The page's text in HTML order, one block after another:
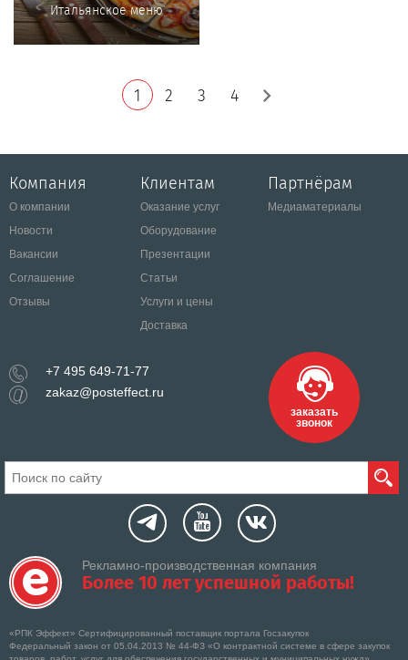
Итальянское меню
1 2 3 4
Компания
О компании
Новости
Вакансии
Соглашение
Отзывы
Клиентам
Оказание услуг
Оборудование
Презентации
Статьи
Услуги и цены
Доставка
Партнёрам
Медиаматериалы
+7 495 649-71-77
zakaz@posteffect.ru
заказать
звонок
Рекламно-производственная компания
Более 10 лет успешной работы!
«РПК Эффект» Сертифицированный поставщик портала Госзакупок
Федеральный закон от 05.04.2013 № 44-ФЗ «О контрактной системе в сфере закупок